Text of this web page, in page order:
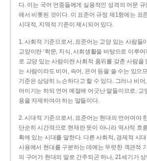
다. 이는 국어 언중들에게 실용적인 성격의 어문
에서 비롯된 것이다. 이 표준어 규정 제1항에는 표
시대적, 지역적 기준이 제시되어 있다.
1. 사회적 기준으로서, 표준어는 교양 있는 사람들
교양이란 ‘학문, 지식, 사회생활을 바탕으로 이루어
로 교양 있는 사람이란 사회적 품위를 갖춘 사람을
는 사람이라도 비어, 속어, 은어 등을 쓸 수는 있으
기준은 상당히 느슨하다고 할 수 있다. 그러나 비
어이기는 하되 언어 예절에 어긋난 말들이므로, 교
용을 자제하여야 하는 말들이다.
2. 시대적 기준으로서, 표준어는 현대의 언어여야
단순히 시간적으로 현재란 뜻이 아니라 역사적 흐
획에 있는 시대를 말한다. 다른 사회적, 경제적 시
사용에서 현대를 구분하는 데에는 뚜렷한 객관적
의 구어가 현대의 말로 간주되곤 하나, 21세기가